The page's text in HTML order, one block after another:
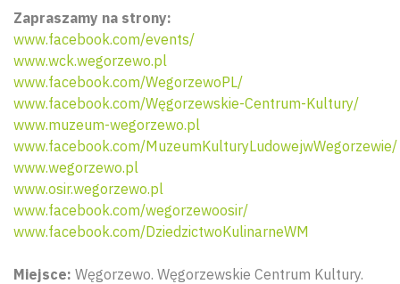
Zapraszamy na strony:
www.facebook.com/events/
www.wck.wegorzewo.pl
www.facebook.com/WegorzewoPL/
www.facebook.com/Węgorzewskie-Centrum-Kultury/
www.muzeum-wegorzewo.pl
www.facebook.com/MuzeumKulturyLudowejwWegorzewie/
www.wegorzewo.pl
www.osir.wegorzewo.pl
www.facebook.com/wegorzewoosir/
www.facebook.com/DziedzictwoKulinarneWM
Miejsce: Węgorzewo. Węgorzewskie Centrum Kultury.